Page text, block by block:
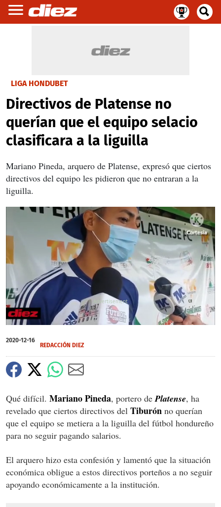
LIGA HONDUBET
Directivos de Platense no
querían que el equipo selacio
clasificara a la liguilla
Mariano Pineda, arquero de Platense, expresó que ciertos
directivos del equipo les pidieron que no entraran a la
liguilla.
seconds
of
seconds
X
2020-12-16
REDACCIÓN DIEZ
Qué difícil. Mariano Pineda, portero de Platense, ha
revelado que ciertos directivos del Tiburón no querían
que el equipo se metiera a la liguilla del fútbol hondureño
para no seguir pagando salarios.
El arquero hizo esta confesión y lamentó que la situación
económica obligue a estos directivos porteños a no seguir
apoyando económicamente a la institución.